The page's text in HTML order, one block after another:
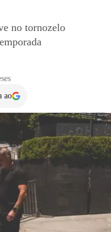
no tornozelo
ao